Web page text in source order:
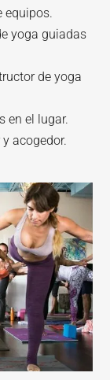
equipos.
yoga guiadas
de yoga
en el lugar.
acogedor.